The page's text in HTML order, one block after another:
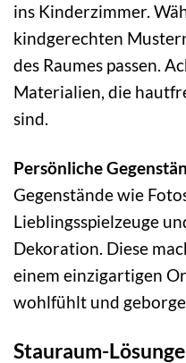
ins Kinderzimmer.
kindgerechten
des Raumes passen.
Materialien, die
sind.
Persönliche
Gegenstände wie
Lieblingsspielzeuge
Dekoration. Diese
einem einzigartigen
wohlfühlt und
Stauraum-